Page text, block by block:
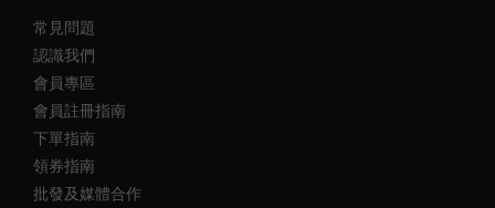
常見問題
認識我們
會員專區
會員註冊指南
下單指南
領券指南
批發及媒體合作